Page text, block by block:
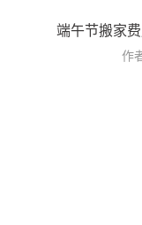
端午节搬家
作